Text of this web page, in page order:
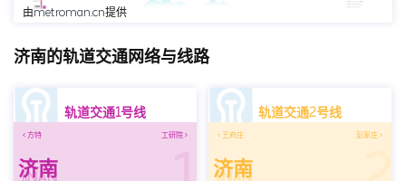
由metroman.cn提供
济南的轨道交通网络与线路
轨道交通1号线
工研院
方特
JINAN
济南
轨道交通2号线
彭家庄
王府庄
JINAN
济南